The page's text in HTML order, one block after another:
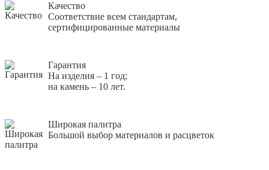
Качество
Соответствие всем стандартам,
сертифицированные материалы
Гарантия
На изделия – 1 год;
на камень – 10 лет.
Широкая палитра
Большой выбор материалов и расцветок